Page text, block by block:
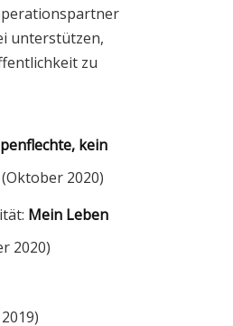
unterstützen,
zu
kein
(Oktober 2020)
Mein Leben
2020)